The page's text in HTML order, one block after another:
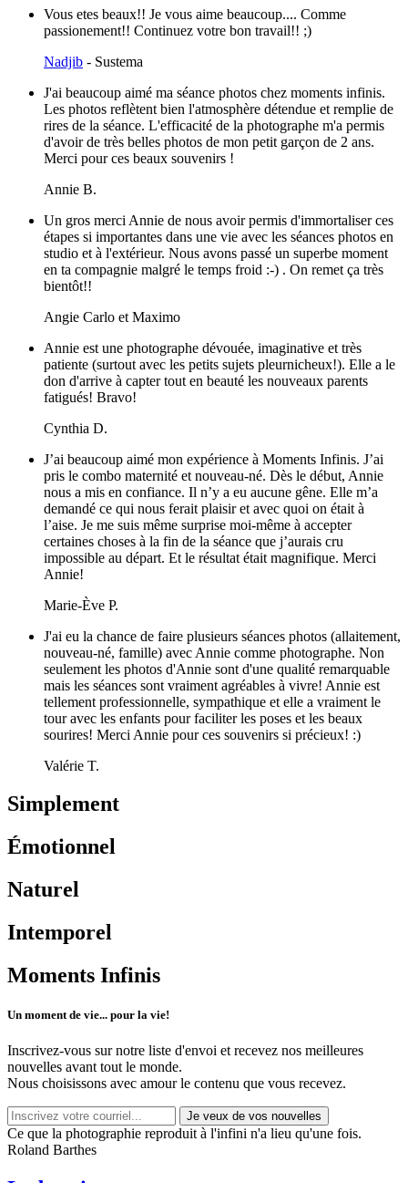
Vous etes beaux!! Je vous aime beaucoup.... Comme
passionement!! Continuez votre bon travail!! ;)
Nadjib - Sustema
J'ai beaucoup aimé ma séance photos chez moments infinis.
Les photos reflètent bien l'atmosphère détendue et remplie de
rires de la séance. L'efficacité de la photographe m'a permis
d'avoir de très belles photos de mon petit garçon de 2 ans.
Merci pour ces beaux souvenirs !
Annie B.
Un gros merci Annie de nous avoir permis d'immortaliser ces
étapes si importantes dans une vie avec les séances photos en
studio et à l'extérieur. Nous avons passé un superbe moment
en ta compagnie malgré le temps froid :-) . On remet ça très
bientôt!!
Angie Carlo et Maximo
Annie est une photographe dévouée, imaginative et très
patiente (surtout avec les petits sujets pleurnicheux!). Elle a le
don d'arrive à capter tout en beauté les nouveaux parents
fatigués! Bravo!
Cynthia D.
J’ai beaucoup aimé mon expérience à Moments Infinis. J’ai
pris le combo maternité et nouveau-né. Dès le début, Annie
nous a mis en confiance. Il n’y a eu aucune gêne. Elle m’a
demandé ce qui nous ferait plaisir et avec quoi on était à
l’aise. Je me suis même surprise moi-même à accepter
certaines choses à la fin de la séance que j’aurais cru
impossible au départ. Et le résultat était magnifique. Merci
Annie!
Marie-Ève P.
J'ai eu la chance de faire plusieurs séances photos (allaitement,
nouveau-né, famille) avec Annie comme photographe. Non
seulement les photos d'Annie sont d'une qualité remarquable
mais les séances sont vraiment agréables à vivre! Annie est
tellement professionnelle, sympathique et elle a vraiment le
tour avec les enfants pour faciliter les poses et les beaux
sourires! Merci Annie pour ces souvenirs si précieux! :)
Valérie T.
Simplement
Émotionnel
Naturel
Intemporel
Moments Infinis
Un moment de vie... pour la vie!
Inscrivez-vous sur notre liste d'envoi et recevez nos meilleures
nouvelles avant tout le monde.
Nous choisissons avec amourle contenu que vous recevez.
Ce que la photographie reproduit à l'infini n'a lieu qu'une fois.
Roland Barthes